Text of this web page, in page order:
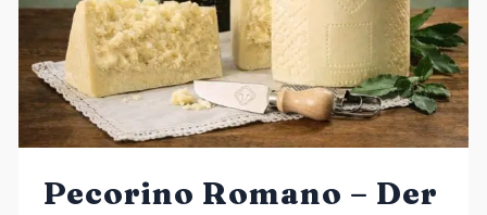
Pecorino Romano – Der